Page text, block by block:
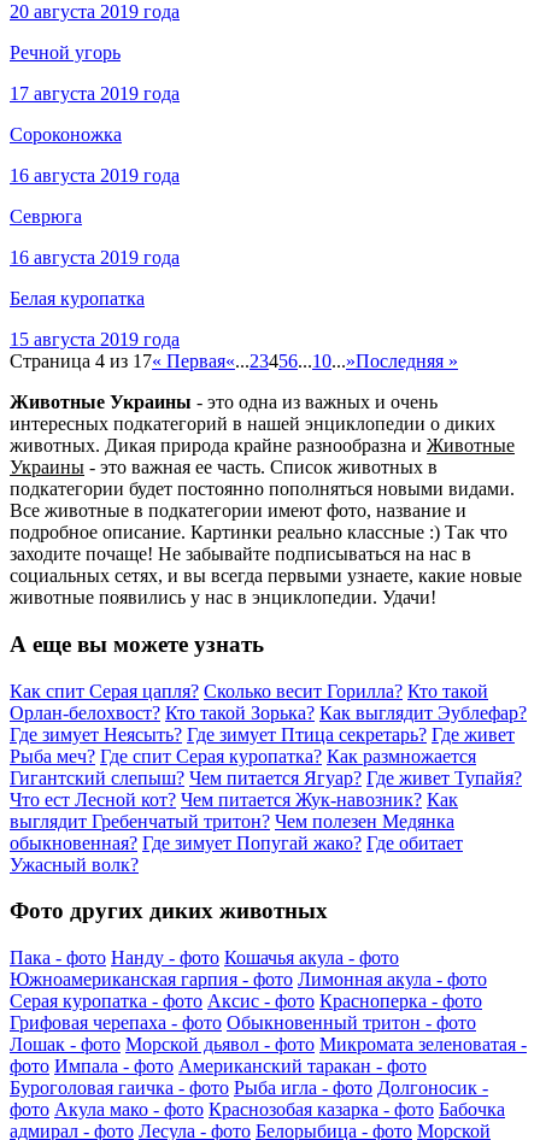
20 августа 2019 года
Речной угорь
17 августа 2019 года
Сороконожка
16 августа 2019 года
Севрюга
16 августа 2019 года
Белая куропатка
15 августа 2019 года
Страница 4 из 17« Первая«...23456...10...»Последняя »
Животные Украины - это одна из важных и очень
интересных подкатегорий в нашей энциклопедии о диких
животных. Дикая природа крайне разнообразна и Животные
Украины - это важная ее часть. Список животных в
подкатегории будет постоянно пополняться новыми видами.
Все животные в подкатегории имеют фото, название и
подробное описание. Картинки реально классные :) Так что
заходите почаще! Не забывайте подписываться на нас в
социальных сетях, и вы всегда первыми узнаете, какие новые
животные появились у нас в энциклопедии. Удачи!
А еще вы можете узнать
Как спит Серая цапля? Сколько весит Горилла? Кто такой
Орлан-белохвост? Кто такой Зорька? Как выглядит Эублефар?
Где зимует Неясыть? Где зимует Птица секретарь? Где живет
Рыба меч? Где спит Серая куропатка? Как размножается
Гигантский слепыш? Чем питается Ягуар? Где живет Тупайя?
Что ест Лесной кот? Чем питается Жук-навозник? Как
выглядит Гребенчатый тритон? Чем полезен Медянка
обыкновенная? Где зимует Попугай жако? Где обитает
Ужасный волк?
Фото других диких животных
Пака - фото Нанду - фото Кошачья акула - фото
Южноамериканская гарпия - фото Лимонная акула - фото
Серая куропатка - фото Аксис - фото Красноперка - фото
Грифовая черепаха - фото Обыкновенный тритон - фото
Лошак - фото Морской дьявол - фото Микромата зеленоватая -
фото Импала - фото Американский таракан - фото
Буроголовая гаичка - фото Рыба игла - фото Долгоносик -
фото Акула мако - фото Краснозобая казарка - фото Бабочка
адмирал - фото Лесула - фото Белорыбица - фото Морской